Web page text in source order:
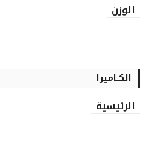
الوزن
الكــاميرا
الرئيسية